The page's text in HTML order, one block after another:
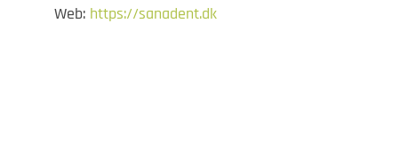
Web: https://sanadent.dk